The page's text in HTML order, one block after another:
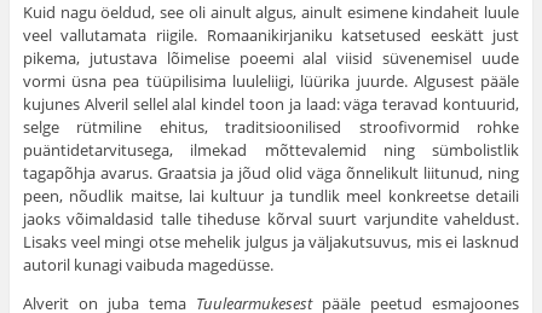
Kuid nagu öeldud, see oli ainult algus, ainult esimene kindaheit luule
veel vallutamata riigile. Romaanikirjaniku katsetused eeskätt just
pikema, jutustava lõimelise poeemi alal viisid süvenemisel uude
vormi üsna pea tüüpilisima luuleliigi, lüürika juurde. Algusest pääle
kujunes Alveril sellel alal kindel toon ja laad: väga teravad kontuurid,
selge rütmiline ehitus, traditsioonilised stroofivormid rohke
puäntidetarvitusega, ilmekad mõttevalemid ning sümbolistlik
tagapõhja avarus. Graatsia ja jõud olid väga õnnelikult liitunud, ning
peen, nõudlik maitse, lai kultuur ja tundlik meel konkreetse detaili
jaoks võimaldasid talle tiheduse kõrval suurt varjundite vaheldust.
Lisaks veel mingi otse mehelik julgus ja väljakutsuvus, mis ei lasknud
autoril kunagi vaibuda magedüsse.
Alverit on juba tema Tuulearmukesest pääle peetud esmajoones